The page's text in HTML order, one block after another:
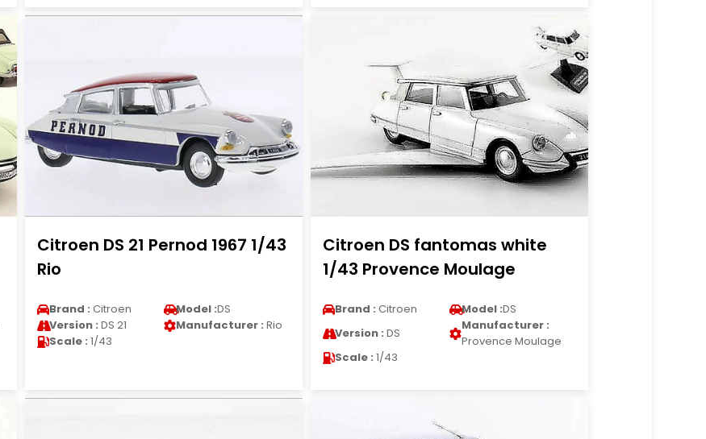
Citroen DS 21 Pernod 1967 1/43
Rio
Brand : Citroen Model :DS
Version : DS 21 Manufacturer : Rio
Scale : 1/43
Citroen DS fantomas white
1/43 Provence Moulage
Brand : Citroen Model :DS
Version : DS
Manufacturer :
Provence Moulage
Scale : 1/43